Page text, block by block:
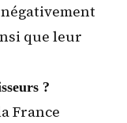
que leur
?
France